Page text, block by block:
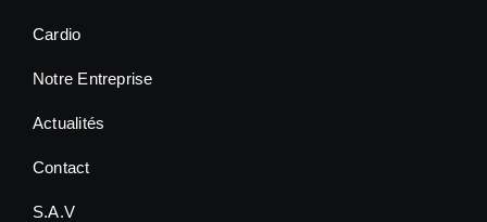
Cardio
Notre Entreprise
Actualités
Contact
S.A.V